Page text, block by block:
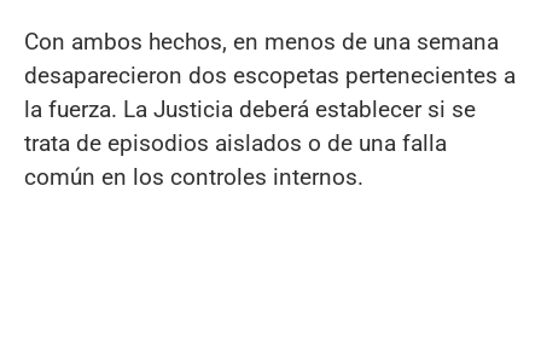
Con ambos hechos, en menos de una semana
desaparecieron dos escopetas pertenecientes a
la fuerza. La Justicia deberá establecer si se
trata de episodios aislados o de una falla
común en los controles internos.